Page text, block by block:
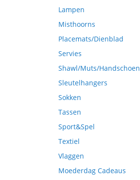
Lampen
Misthoorns
Placemats/Dienblad
Servies
Shawl/Muts/Handschoen
Sleutelhangers
Sokken
Tassen
Sport&Spel
Textiel
Vlaggen
Moederdag Cadeaus